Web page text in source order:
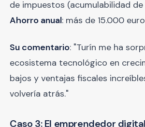
de impuestos (acumulabilidad
Ahorro anual: más de 15.000
Su comentario: "Turín me ha
ecosistema tecnológico en
bajos y ventajas fiscales
volvería atrás."
Caso 3: El emprendedor digital